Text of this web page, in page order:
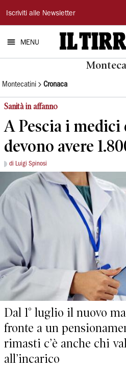
Il
Tirreno
Iscriviti alle Newsletter
MENU
Montecatini Cronaca
Sanità in affanno
A Pescia i
devono avere
di Luigi Spinosi
Dal 1° luglio il nuovo
fronte a un
rimasti c’è anche chi
all’incarico